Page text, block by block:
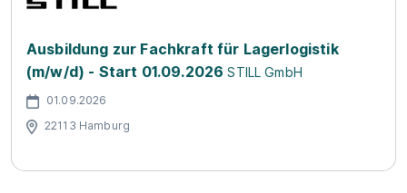
Ausbildung zur Fachkraft für Lagerlogistik
(m/w/d) - Start 01.09.2026 STILL GmbH
01.09.2026
22113 Hamburg